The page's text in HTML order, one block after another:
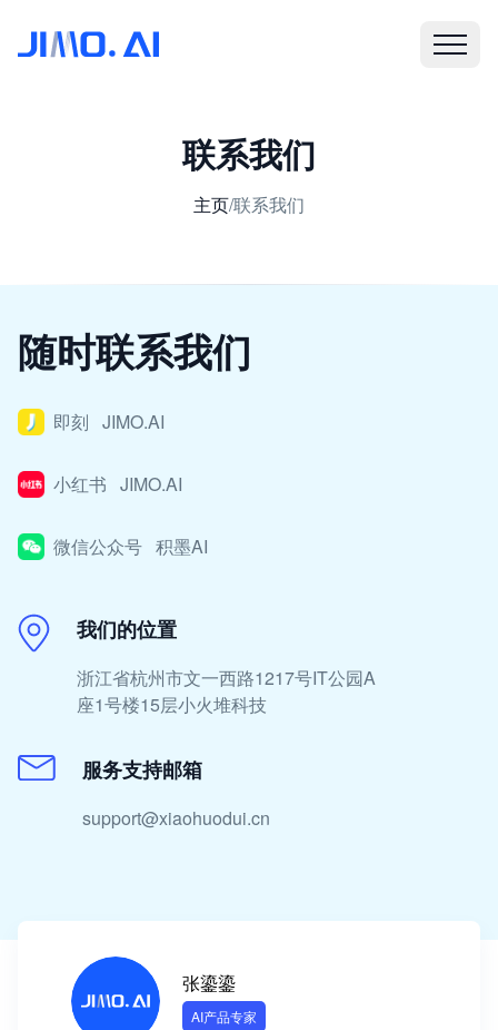
联系我们
主页/联系我们
随时联系我们
即刻 JIMO.AI
小红书 JIMO.AI
微信公众号 积墨AI
我们的位置
浙江省杭州市文一西路1217号IT公园A
座1号楼15层小火堆科技
服务支持邮箱
support@xiaohuodui.cn
张鎏鎏
AI产品专家